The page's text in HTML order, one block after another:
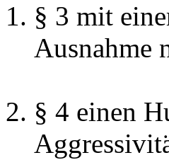
§ 3 mit
Ausnahme
§ 4 einen